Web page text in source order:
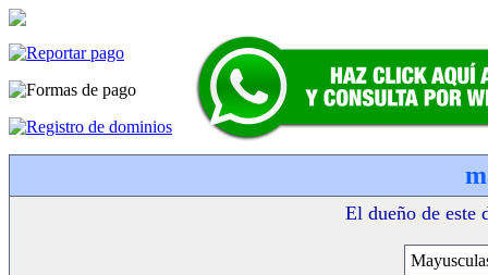
El dueño de este